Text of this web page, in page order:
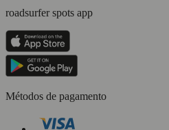
roadsurfer spots app
Métodos de pagamento